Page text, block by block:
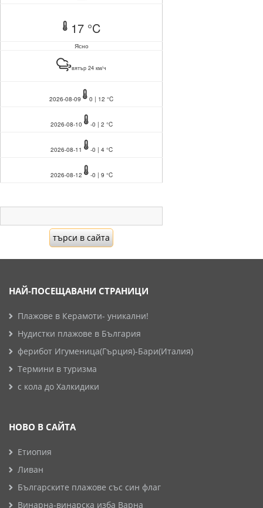
17 °C
Ясно
вятър 24 км/ч
2026-08-09 0 | 12 °C
2026-08-10 -0 | 2 °C
2026-08-11 -0 | 4 °C
2026-08-12 -0 | 9 °C
НАЙ-ПОСЕЩАВАНИ СТРАНИЦИ
Плажове в Керамоти- уникални!
Нудистки плажове в България
ферибот Игуменица(Гърция)-Бари(Италия)
Термини в туризма
с кола до Халкидики
НОВО В САЙТА
Етиопия
Ливан
Българските плажове със син флаг
Винарна-винарска изба Варна